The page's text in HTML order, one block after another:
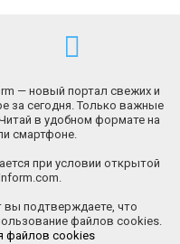
— новый портал свежих и
за сегодня. Только важные
в удобном формате на
смартфоне.
при условии открытой
подтверждаете, что
файлов cookies.
файлов cookies